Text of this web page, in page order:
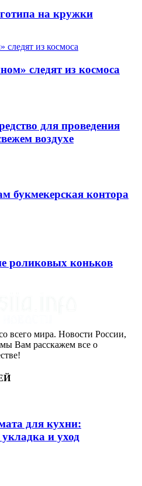
на кружки
следят из космоса
для проведения
воздухе
букмекерская контора
роликовых коньков
всего мира. Новости России,
Вам расскажем все о
для кухни:
и уход